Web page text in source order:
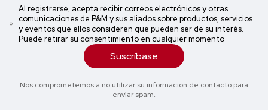
Al registrarse, acepta recibir correos electrónicos y otras
comunicaciones de P&M y sus aliados sobre productos, servicios
y eventos que ellos consideren que pueden ser de su interés.
Puede retirar su consentimiento en cualquier momento
Suscríbase
Nos comprometemos a no utilizar su información de contacto para
enviar spam.